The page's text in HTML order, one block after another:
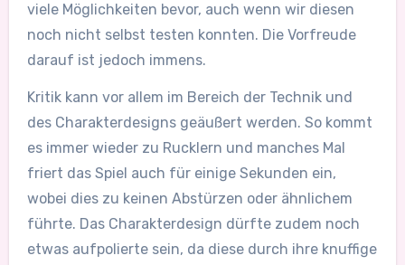
viele Möglichkeiten bevor, auch wenn wir diesen
noch nicht selbst testen konnten. Die Vorfreude
darauf ist jedoch immens.
Kritik kann vor allem im Bereich der Technik und
des Charakterdesigns geäußert werden. So kommt
es immer wieder zu Rucklern und manches Mal
friert das Spiel auch für einige Sekunden ein,
wobei dies zu keinen Abstürzen oder ähnlichem
führte. Das Charakterdesign dürfte zudem noch
etwas aufpolierte sein, da diese durch ihre knuffige